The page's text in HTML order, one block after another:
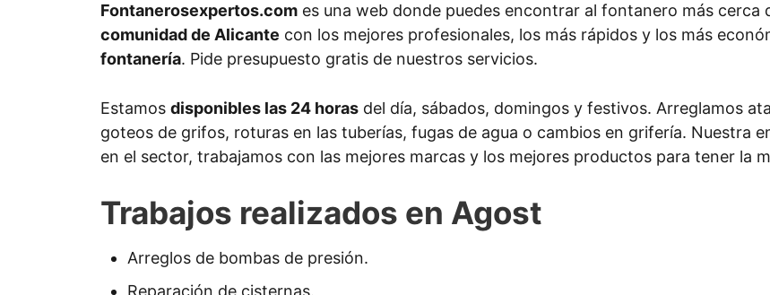
Fontanerosexpertos.com es una web donde puedes encontrar al fontanero más cerca
comunidad de Alicante con los mejores profesionales, los más rápidos y los más
fontanería. Pide presupuesto gratis de nuestros servicios.
Estamos disponibles las 24 horas del día, sábados, domingos y festivos. Arreglamos
goteos de grifos, roturas en las tuberías, fugas de agua o cambios en grifería. Nuestra
en el sector, trabajamos con las mejores marcas y los mejores productos para tener la
Trabajos realizados en Agost
Arreglos de bombas de presión.
Reparación de cisternas.